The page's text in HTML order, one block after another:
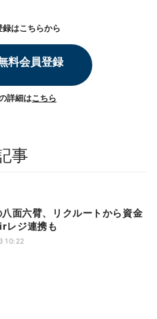
はこちらから
料会員登録
詳細はこちら
事
面六臂、リクルートから資金
レジ連携も
10:22